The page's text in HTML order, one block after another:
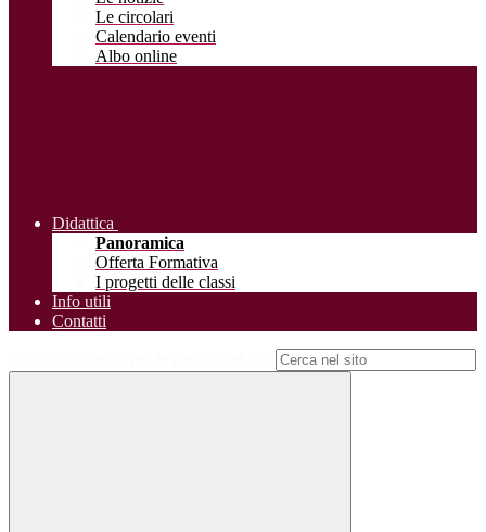
Le circolari
Calendario eventi
Albo online
Didattica
Panoramica
Offerta Formativa
I progetti delle classi
Info utili
Contatti